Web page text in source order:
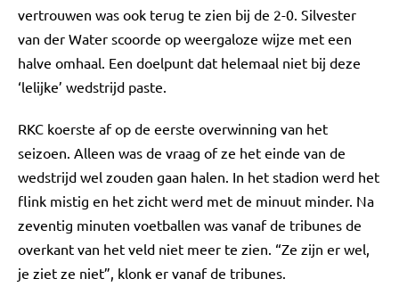
vertrouwen was ook terug te zien bij de 2-0. Silvester
van der Water scoorde op weergaloze wijze met een
halve omhaal. Een doelpunt dat helemaal niet bij deze
‘lelijke’ wedstrijd paste.
RKC koerste af op de eerste overwinning van het
seizoen. Alleen was de vraag of ze het einde van de
wedstrijd wel zouden gaan halen. In het stadion werd het
flink mistig en het zicht werd met de minuut minder. Na
zeventig minuten voetballen was vanaf de tribunes de
overkant van het veld niet meer te zien. “Ze zijn er wel,
je ziet ze niet”, klonk er vanaf de tribunes.